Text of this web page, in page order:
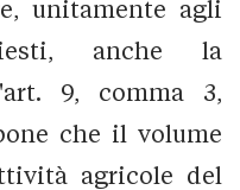
unitamente agli
anche la
9, comma 3,
che il volume
agricole del